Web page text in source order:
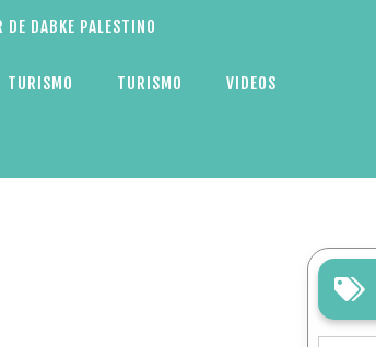
DE DABKE PALESTINO
TURISMO TURISMO VIDEOS